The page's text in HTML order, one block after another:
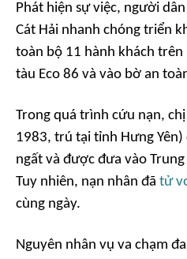
Phát hiện sự việc, người
Cát Hải nhanh chóng triển
toàn bộ 11 hành khách
tàu Eco 86 và vào bờ an
Trong quá trình cứu nạn, chị
1983, trú tại tỉnh Hưng
ngất và được đưa vào
Tuy nhiên, nạn nhân đã tử
cùng ngày.
Nguyên nhân vụ va chạm